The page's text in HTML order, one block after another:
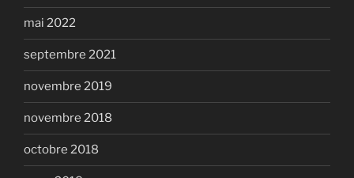
mai 2022
septembre 2021
novembre 2019
novembre 2018
octobre 2018